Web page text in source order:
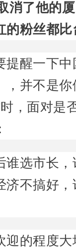
消了他的
的粉丝都
提醒一下
，并不是
，面对是
谁选市长
济不搞好
迎的程度大